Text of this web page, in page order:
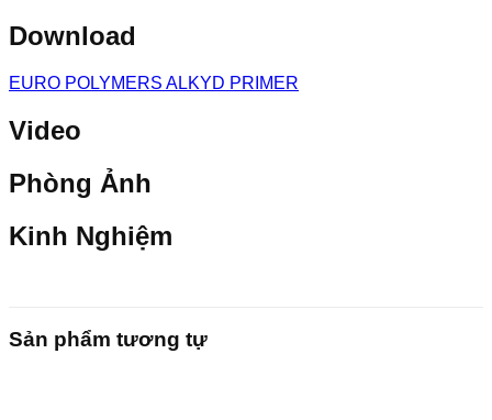
Download
EURO POLYMERS ALKYD PRIMER
Video
Phòng Ảnh
Kinh Nghiệm
Sản phẩm tương tự